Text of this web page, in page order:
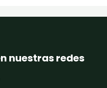
nuestras redes